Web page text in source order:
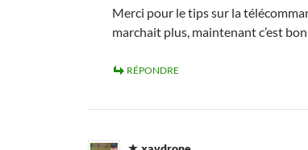
Merci pour le tips sur la
marchait plus, maintenant c’est bon
RÉPONDRE